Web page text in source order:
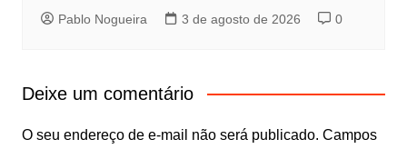
Pablo Nogueira 3 de agosto de 2026 0
Deixe um comentário
O seu endereço de e-mail não será publicado. Campos